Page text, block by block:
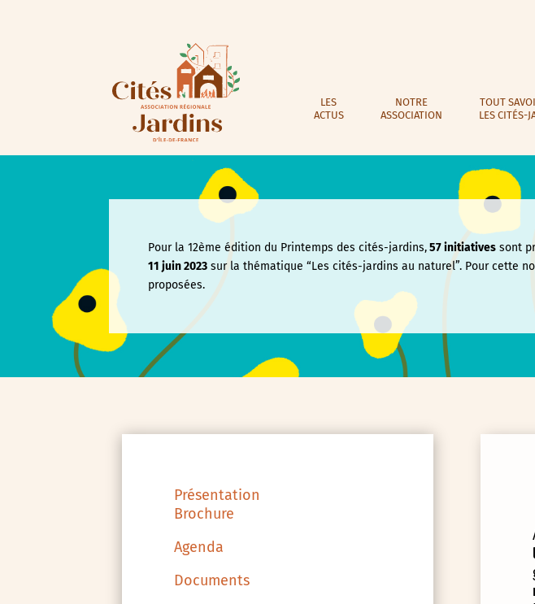
LES
ACTUS
NOTRE
ASSOCIATION
TOUT
LES CITÉS-
Pour la 12ème édition du Printemps des cités-jardins,57 initiatives sont
11 juin2023 sur la thématique “Les cités-jardins au naturel”. Pour cette
proposées.
Présentation
Brochure
Agenda
Documents